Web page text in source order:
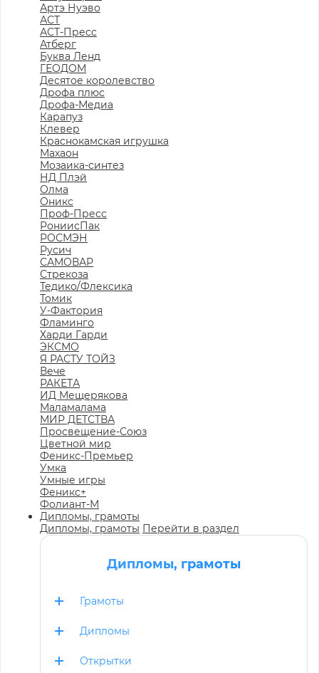
Артэ Нуэво
АСТ
АСТ-Пресс
Атберг
Буква Ленд
ГЕОДОМ
Десятое королевство
Дрофа плюс
Дрофа-Медиа
Карапуз
Клевер
Краснокамская игрушка
Махаон
Мозаика-синтез
НД Плэй
Олма
Оникс
Проф-Пресс
РониисПак
РОСМЭН
Русич
САМОВАР
Стрекоза
Тедико/Флексика
Томик
У-Фактория
Фламинго
Харди Гарди
ЭКСМО
Я РАСТУ ТОЙЗ
Вече
РАКЕТА
ИД Мещерякова
Маламалама
МИР ДЕТСТВА
Просвещение-Союз
Цветной мир
Феникс-Премьер
Умка
Умные игры
Феникс+
Фолиант-М
Дипломы, грамоты
Дипломы, грамоты Перейти в раздел
Дипломы, грамоты
Грамоты
Дипломы
Открытки